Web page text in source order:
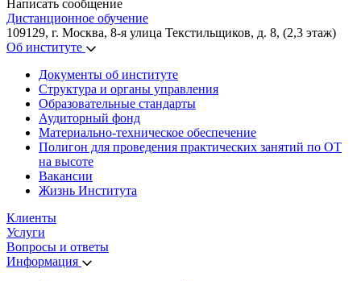
Написать сообщение
Дистанционное обучение
109129, г. Москва, 8-я улица Текстильщиков, д. 8, (2,3 этаж)
Об институте
Документы об институте
Структура и органы управления
Образовательные стандарты
Аудиторный фонд
Материально-техническое обеспечение
Полигон для проведения практических занятий по ОТ
на высоте
Вакансии
Жизнь Института
Клиенты
Услуги
Вопросы и ответы
Информация